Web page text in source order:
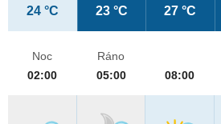
24 °C 23 °C 27 °C
Noc
02:00
Ráno
05:00
08:00